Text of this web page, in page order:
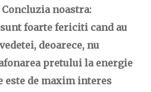
noastra:
foarte fericiti cand au
deoarece, nu
pretului la energie
este de maxim interes